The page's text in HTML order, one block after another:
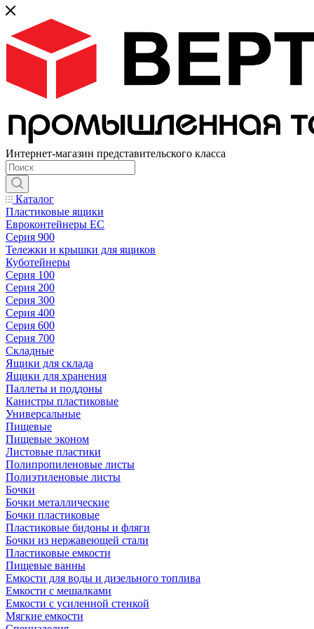
Интернет-магазин представительского класса
Каталог
Пластиковые ящики
Евроконтейнеры ЕС
Серия 900
Тележки и крышки для ящиков
Куботейнеры
Серия 100
Серия 200
Серия 300
Серия 400
Серия 600
Серия 700
Складные
Ящики для склада
Ящики для хранения
Паллеты и поддоны
Канистры пластиковые
Универсальные
Пищевые
Пищевые эконом
Листовые пластики
Полипропиленовые листы
Полиэтиленовые листы
Бочки
Бочки металлические
Бочки пластиковые
Пластиковые бидоны и фляги
Бочки из нержавеющей стали
Пластиковые емкости
Пищевые ванны
Емкости для воды и дизельного топлива
Емкости с мешалками
Емкости с усиленной стенкой
Мягкие емкости